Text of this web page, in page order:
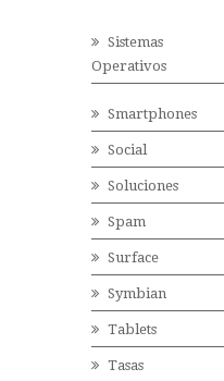
Sistemas
Operativos
Smartphones
Social
Soluciones
Spam
Surface
Symbian
Tablets
Tasas